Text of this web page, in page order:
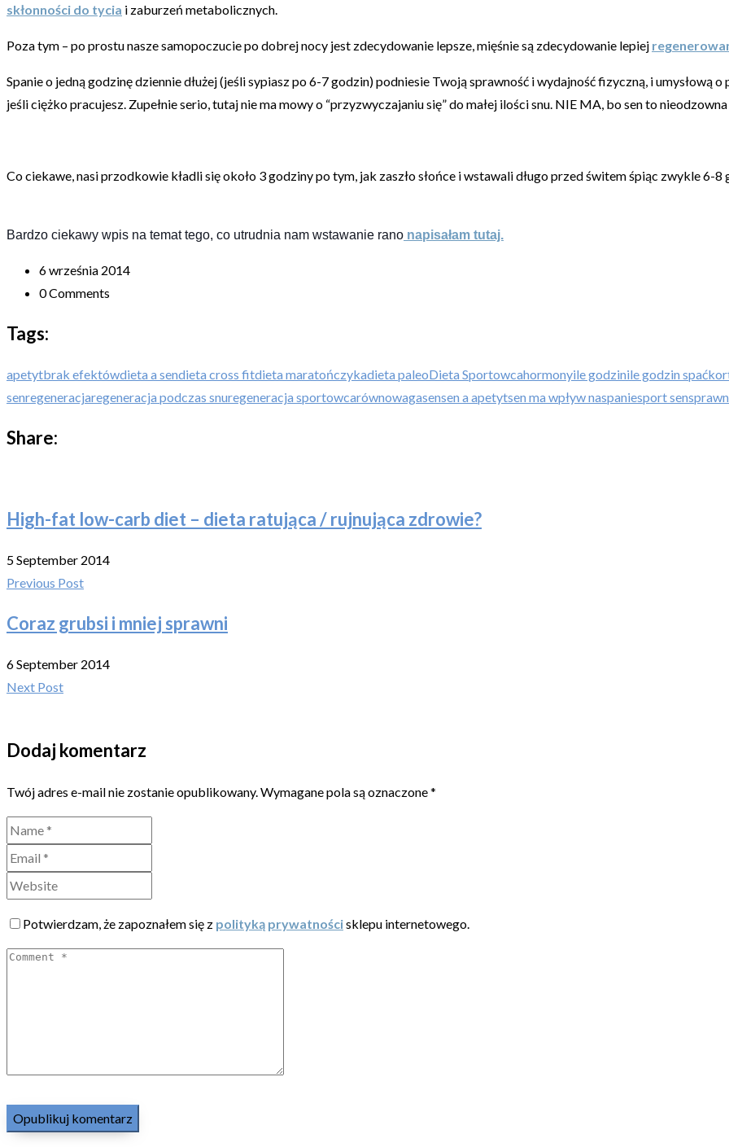
skłonności do tycia i zaburzeń metabolicznych.
Poza tym – po prostu nasze samopoczucie po dobrej nocy jest zdecydowanie lepsze, mięśnie są zdecydowanie lepiej
Spanie o jedną godzinę dziennie dłużej (jeśli sypiasz po 6-7 godzin) podniesie Twoją sprawność i wydajność fizyczną, i
jeśli ciężko pracujesz. Zupełnie serio, tutaj nie ma mowy o “przyzwyczajaniu się” do małej ilości snu. NIE MA, bo sen to
Co ciekawe, nasi przodkowie kładli się około 3 godziny po tym, jak zaszło słońce i wstawali długo przed świtem śpiąc zwykle 6-
Bardzo ciekawy wpis na temat tego, co utrudnia nam wstawanie rano napisałam tutaj.
6 września 2014
0 Comments
Tags:
apetytbrak efektówdieta a sendieta cross fitdieta maratończykadieta paleoDieta Sportowcahormonyile godzinile godzin spać
senregeneracjaregeneracja podczas snuregeneracja sportowcarównowagasensen a apetytsen ma wpływ naspaniesport sen
Share:
High-fat low-carb diet – dieta ratująca / rujnująca zdrowie?
5 September 2014
Previous Post
Coraz grubsi i mniej sprawni
6 September 2014
Next Post
Dodaj komentarz
Twój adres e-mail nie zostanie opublikowany.Wymagane pola są oznaczone*
Potwierdzam, że zapoznałem się z polityką prywatnościsklepu internetowego.